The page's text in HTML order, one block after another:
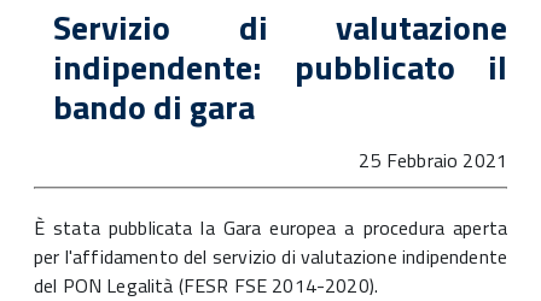
Servizio di valutazione
indipendente: pubblicato il
bando di gara
25 Febbraio 2021
È stata pubblicata la Gara europea a procedura aperta
per l'affidamento del servizio di valutazione indipendente
del PON Legalità (FESR FSE 2014-2020).